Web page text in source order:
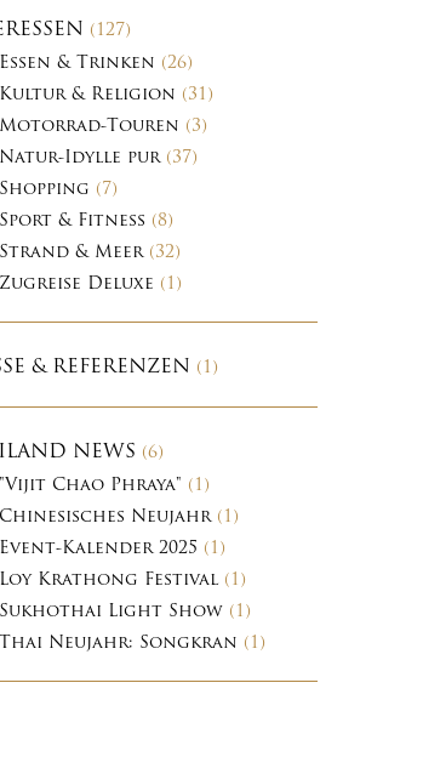
(127)
Essen & Trinken (26)
Kultur & Religion (31)
Motorrad-Touren (3)
Natur-Idylle pur(37)
Shopping (7)
Sport & Fitness (8)
Strand & Meer(32)
Zugreise Deluxe (1)
& REFERENZEN (1)
NEWS (6)
"Vijit Chao Phraya" (1)
Chinesisches Neujahr(1)
Event-Kalender 2025 (1)
Loy Krathong Festival (1)
Sukhothai Light Show (1)
Thai Neujahr: Songkran (1)